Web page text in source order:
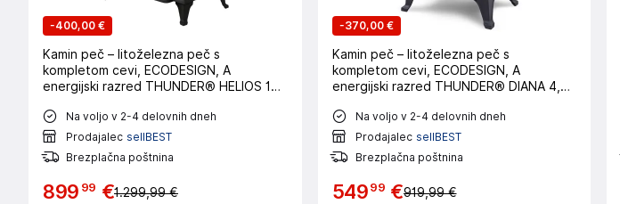
-400,00 €
Kamin peč – litoželezna peč s
kompletom cevi, ECODESIGN, A
energijski razred THUNDER® HELIOS 10
Na voljo v 2-4 delovnih dneh
Prodajalec sellBEST
Brezplačna poštnina
899 99 €1.299,99 €
-370,00 €
Kamin peč – litoželezna peč s
kompletom cevi, ECODESIGN, A
energijski razred THUNDER® DIANA 4,5
Na voljo v 2-4 delovnih dneh
Prodajalec sellBEST
Brezplačna poštnina
54999 €919,99 €